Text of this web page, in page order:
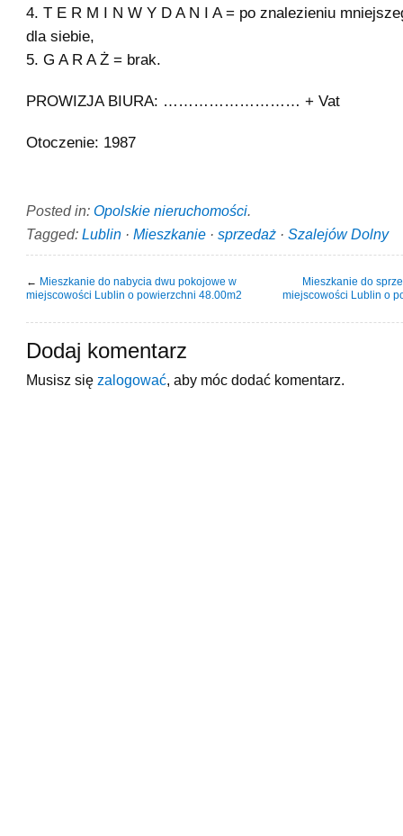
4. T E R M I N W Y D A N I A = po znalezieniu
dla siebie,
5. G A R A Ż = brak.
PROWIZJA BIURA: ……………………… + Vat
Otoczenie: 1987
Posted in: Opolskie nieruchomości.
Tagged: Lublin · Mieszkanie · sprzedaż · Szalejów Dolny
← Mieszkanie do nabycia dwu pokojowe w
miejscowości Lublin o powierzchni 48.00m2
Mieszkanie do
miejscowości Lublin o
Dodaj komentarz
Musisz się zalogować , aby móc dodać komentarz.